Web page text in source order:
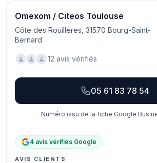
Omexom / Citeos Toulouse
Côte des Rouillères, 31570 Bourg-Saint-
Bernard
12 avis vérifiés
05 61 83 78 54
Numéro issu de la fiche Google
4 avis vérifiés Google
AVIS CLIENTS